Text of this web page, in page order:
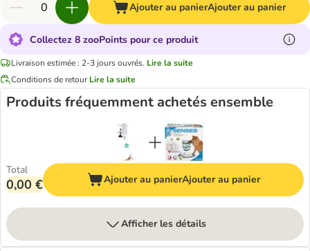
Ajouter au panierAjouter au panier
Collectez 8 zooPoints pour ce produit
Livraison estimée : 2-3 jours ouvrés. Lire la suite
Conditions de retour Lire la suite
Produits fréquemment achetés ensemble
Total
0,00 € Ajouter au panierAjouter au panier
Afficher les détails